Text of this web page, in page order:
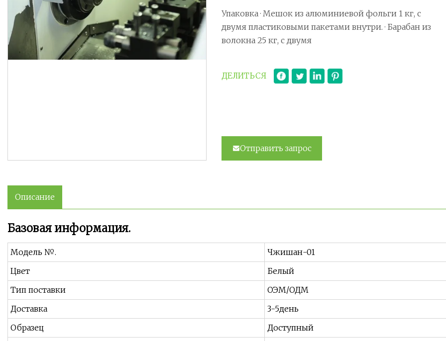
Упаковка · Мешок из алюминиевой фольги 1 кг, с
двумя пластиковыми пакетами внутри. · Барабан из
волокна 25 кг, с двумя
ДЕЛИТЬСЯ
Отправить запрос
Описание
Базовая информация.
Модель №.
Чжишан-01
Цвет
Белый
Тип поставки
ОЭМ/ОДМ
Доставка
3-5день
Образец
Доступный